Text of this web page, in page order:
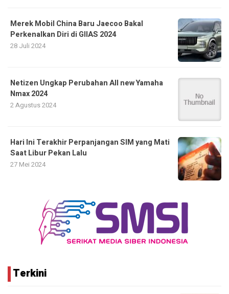
Merek Mobil China Baru Jaecoo Bakal
Perkenalkan Diri di GIIAS 2024
28 Juli 2024
Netizen Ungkap Perubahan All new Yamaha
Nmax 2024
2 Agustus 2024
Hari Ini Terakhir Perpanjangan SIM yang Mati
Saat Libur Pekan Lalu
27 Mei 2024
Terkini